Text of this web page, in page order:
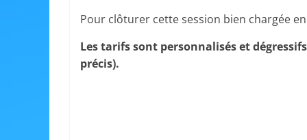
Pour clôturer cette session bien chargée
Les tarifs sont personnalisés et
précis).